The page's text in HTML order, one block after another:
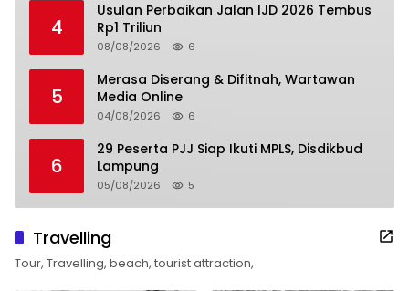
4
Usulan Perbaikan Jalan IJD 2026 Tembus
Rp1 Triliun
08/08/2026 6
5
Merasa Diserang & Difitnah, Wartawan
Media Online
04/08/2026 6
6
29 Peserta PJJ Siap Ikuti MPLS, Disdikbud
Lampung
05/08/2026 5
Travelling
Tour, Travelling, beach, tourist attraction,